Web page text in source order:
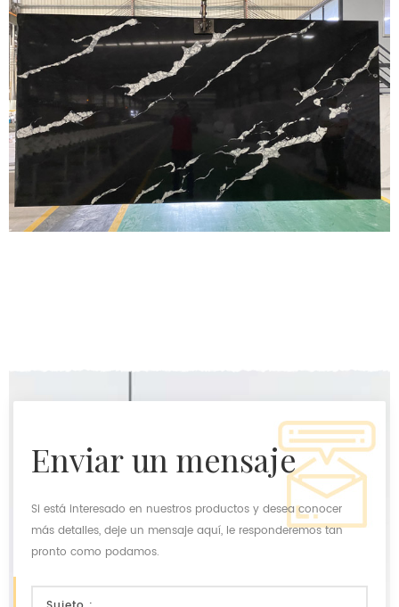
enviar un mensaje
Si está interesado en nuestros productos y desea conocer
más detalles, deje un mensaje aquí, le responderemos tan
pronto como podamos.